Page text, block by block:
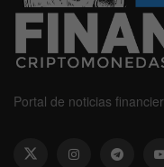
Portal de noticias